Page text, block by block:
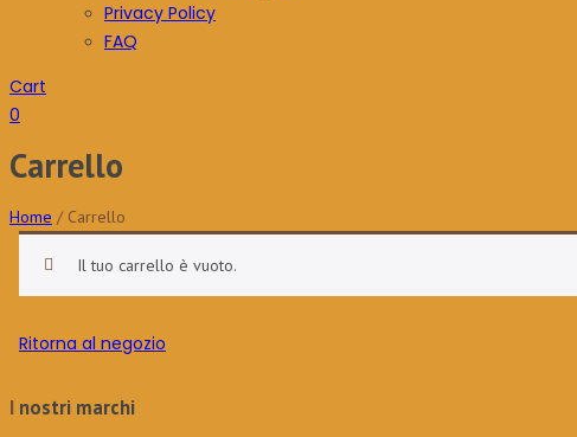
Privacy Policy
FAQ
Cart
0
Carrello
Home / Carrello
Il tuo carrello è vuoto.
Ritorna al negozio
I nostri marchi